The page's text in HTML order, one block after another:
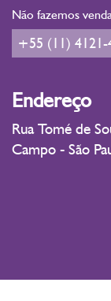
Não fazemos
+55 (11) 4121-
Endereço
Rua Tomé de
Campo - São